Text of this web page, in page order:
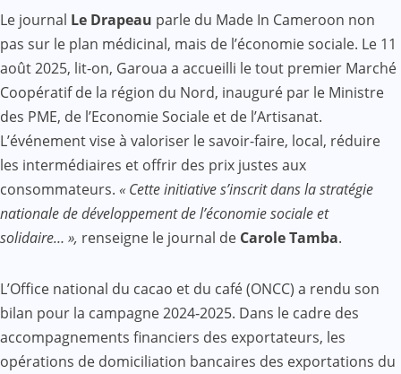
Le journal Le Drapeau parle du Made In Cameroon non
pas sur le plan médicinal, mais de l’économie sociale. Le 11
août 2025, lit-on, Garoua a accueilli le tout premier Marché
Coopératif de la région du Nord, inauguré par le Ministre
des PME, de l’Economie Sociale et de l’Artisanat.
L’événement vise à valoriser le savoir-faire, local, réduire
les intermédiaires et offrir des prix justes aux
consommateurs. « Cette initiative s’inscrit dans la stratégie
nationale de développement de l’économie sociale et
solidaire… », renseigne le journal de Carole Tamba.
L’Office national du cacao et du café (ONCC) a rendu son
bilan pour la campagne 2024‐2025. Dans le cadre des
accompagnements financiers des exportateurs, les
opérations de domiciliation bancaires des exportations du